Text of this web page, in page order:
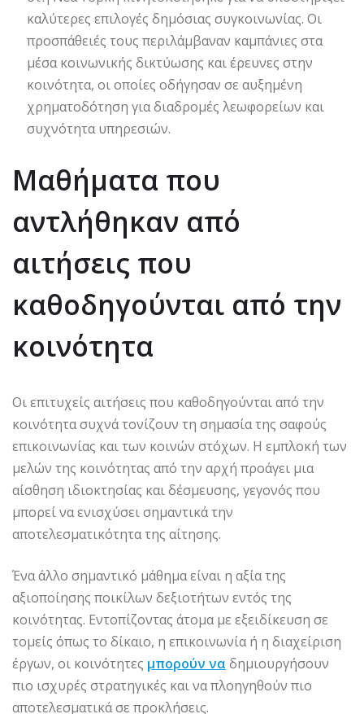
καλύτερες επιλογές δημόσιας συγκοινωνίας. Οι
προσπάθειές τους περιλάμβαναν καμπάνιες στα
μέσα κοινωνικής δικτύωσης και έρευνες στην
κοινότητα, οι οποίες οδήγησαν σε αυξημένη
χρηματοδότηση για διαδρομές λεωφορείων και
συχνότητα υπηρεσιών.
Μαθήματα που
αντλήθηκαν από
αιτήσεις που
καθοδηγούνται από την
κοινότητα
Οι επιτυχείς αιτήσεις που καθοδηγούνται από την
κοινότητα συχνά τονίζουν τη σημασία της σαφούς
επικοινωνίας και των κοινών στόχων. Η εμπλοκή των
μελών της κοινότητας από την αρχή προάγει μια
αίσθηση ιδιοκτησίας και δέσμευσης, γεγονός που
μπορεί να ενισχύσει σημαντικά την
αποτελεσματικότητα της αίτησης.
Ένα άλλο σημαντικό μάθημα είναι η αξία της
αξιοποίησης ποικίλων δεξιοτήτων εντός της
κοινότητας. Εντοπίζοντας άτομα με εξειδίκευση σε
τομείς όπως το δίκαιο, η επικοινωνία ή η διαχείριση
έργων, οι κοινότητες μπορούν να δημιουργήσουν
πιο ισχυρές στρατηγικές και να πλοηγηθούν πιο
αποτελεσματικά σε προκλήσεις.